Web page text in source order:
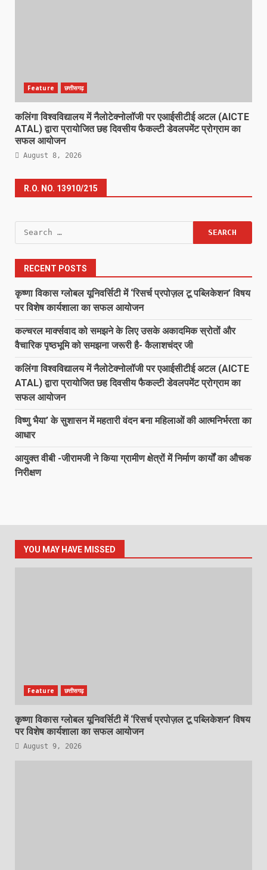
Feature छत्तीसगढ़
कलिंगा विश्वविद्यालय में नैलोटेक्नोलॉजी पर एआईसीटीई अटल (AICTE
ATAL) द्वारा प्रायोजित छह दिवसीय फैकल्टी डेवलपमेंट प्रोग्राम का
सफल आयोजन
August 8, 2026
R.O. NO. 13910/215
Search
for:
RECENT POSTS
कृष्णा विकास ग्लोबल यूनिवर्सिटी में ‘रिसर्च प्रपोज़ल टू पब्लिकेशन’ विषय
पर विशेष कार्यशाला का सफल आयोजन
कल्चरल मार्क्सवाद को समझने के लिए उसके अकादमिक स्रोतों और
वैचारिक पृष्ठभूमि को समझना जरूरी है- कैलाशचंद्र जी
कलिंगा विश्वविद्यालय में नैलोटेक्नोलॉजी पर एआईसीटीई अटल (AICTE
ATAL) द्वारा प्रायोजित छह दिवसीय फैकल्टी डेवलपमेंट प्रोग्राम का
सफल आयोजन
विष्णु भैया’ के सुशासन में महतारी वंदन बना महिलाओं की आत्मनिर्भरता का
आधार
आयुक्त वीबी -जीरामजी ने किया ग्रामीण क्षेत्रों में निर्माण कार्यों का औचक
निरीक्षण
YOU MAY HAVE MISSED
Feature छत्तीसगढ़
कृष्णा विकास ग्लोबल यूनिवर्सिटी में ‘रिसर्च प्रपोज़ल टू पब्लिकेशन’ विषय
पर विशेष कार्यशाला का सफल आयोजन
August 9, 2026